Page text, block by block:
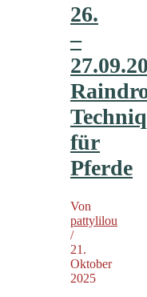
26.
–
für
Pferde
Von
pattylilou
/
21.
Oktober
2025